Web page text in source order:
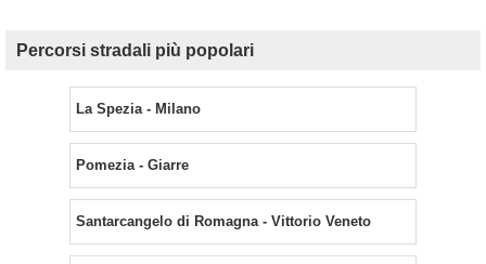
Percorsi stradali più popolari
La Spezia - Milano
Pomezia - Giarre
Santarcangelo di Romagna - Vittorio Veneto